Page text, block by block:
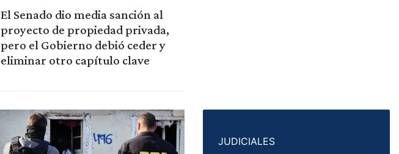
El Senado dio media sanción al
proyecto de propiedad privada,
pero el Gobierno debió ceder y
eliminar otro capítulo clave
JUDICIALES